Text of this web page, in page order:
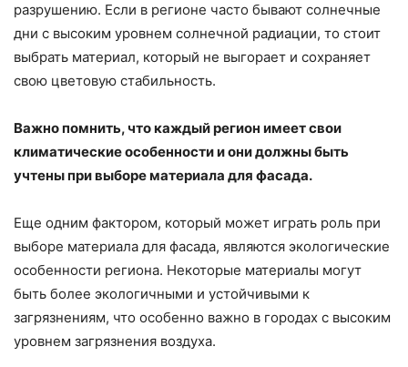
разрушению. Если в регионе часто бывают солнечные
дни с высоким уровнем солнечной радиации, то стоит
выбрать материал, который не выгорает и сохраняет
свою цветовую стабильность.
Важно помнить, что каждый регион имеет свои
климатические особенности и они должны быть
учтены при выборе материала для фасада.
Еще одним фактором, который может играть роль при
выборе материала для фасада, являются экологические
особенности региона. Некоторые материалы могут
быть более экологичными и устойчивыми к
загрязнениям, что особенно важно в городах с высоким
уровнем загрязнения воздуха.